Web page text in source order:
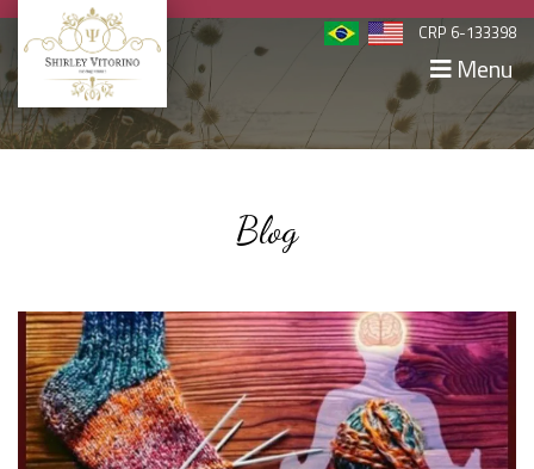
CRP 6-133398
Menu
Blog